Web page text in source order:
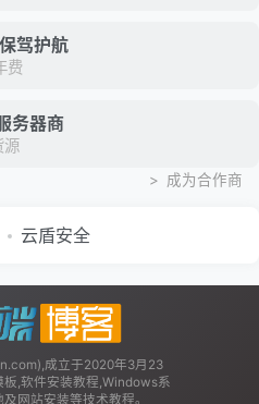
驾护航
费
务器商
源
> 成为合作商
云盾安全
成立于2020年3月23
板,软件安装教程,Windows系
网站安装等技术教程。